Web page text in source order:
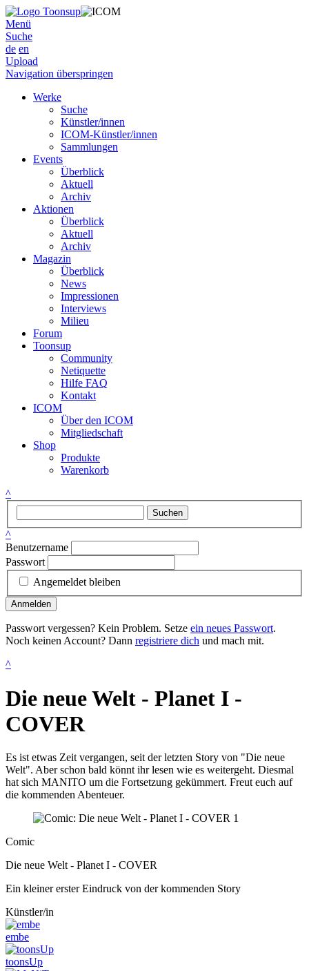
Menü
Suche
de en
Upload
Navigation überspringen
Werke
Suche
Künstler/innen
ICOM-Künstler/innen
Sammlungen
Events
Überblick
Aktuell
Archiv
Aktionen
Überblick
Aktuell
Archiv
Magazin
Überblick
News
Impressionen
Interviews
Milieu
Forum
Toonsup
Community
Netiquette
Hilfe FAQ
Kontakt
ICOM
Über den ICOM
Mitgliedschaft
Shop
Produkte
Warenkorb
^
Suchen
^
Benutzername
Passwort
Angemeldet bleiben
Anmelden
Passwort vergessen? Kein Problem. Setze ein neues Passwort.
Noch keinen Account? Dann registriere dich und mach mit.
^
Die neue Welt - Planet I -
COVER
Es ist etwas Zeit vergangen, seit der letzten Story von "Die neue
Welt". Aber schon bald könnt ihr lesen wie es weitergeht. Diesmal
hat sich MANITO um die Fortsetzung gekümmert. Freut euch auf
die kommenden Abenteuer.
Comic
Die neue Welt - Planet I - COVER
Ein kleiner erster Eindruck von der kommenden Story
Künstler/in
embe
toonsUp